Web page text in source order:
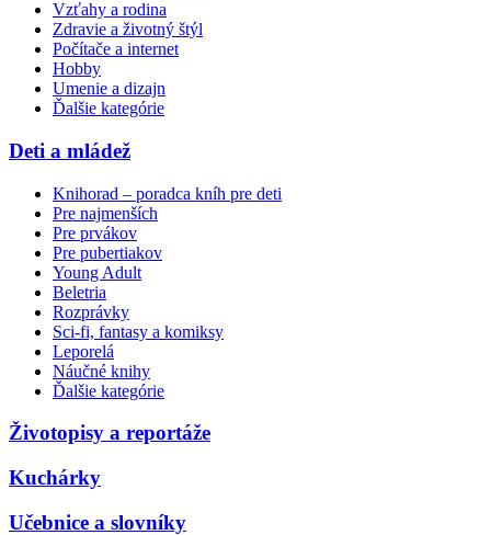
Vzťahy a rodina
Zdravie a životný štýl
Počítače a internet
Hobby
Umenie a dizajn
Ďalšie kategórie
Deti a mládež
Knihorad – poradca kníh pre deti
Pre najmenších
Pre prvákov
Pre pubertiakov
Young Adult
Beletria
Rozprávky
Sci-fi, fantasy a komiksy
Leporelá
Náučné knihy
Ďalšie kategórie
Životopisy a reportáže
Kuchárky
Učebnice a slovníky